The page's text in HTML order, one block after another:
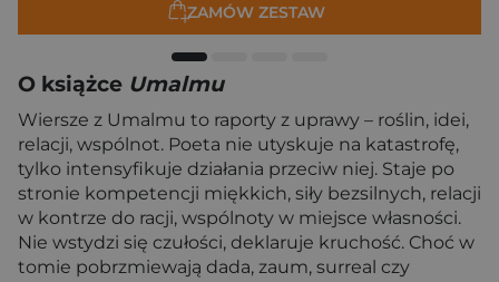
ZAMÓW ZESTAW
O książce Umalmu
Wiersze z Umalmu to raporty z uprawy – roślin, idei,
relacji, wspólnot. Poeta nie utyskuje na katastrofę,
tylko intensyfikuje działania przeciw niej. Staje po
stronie kompetencji miękkich, siły bezsilnych, relacji
w kontrze do racji, wspólnoty w miejsce własności.
Nie wstydzi się czułości, deklaruje kruchość. Choć w
tomie pobrzmiewają dada, zaum, surreal czy